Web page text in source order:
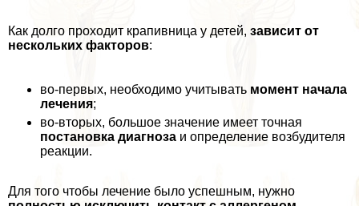
Как долго проходит крапивница у детей, зависит от
нескольких факторов:
во-первых, необходимо учитывать момент начала
лечения;
во-вторых, большое значение имеет точная
постановка диагноза и определение возбудителя
реакции.
Для того чтобы лечение было успешным, нужно